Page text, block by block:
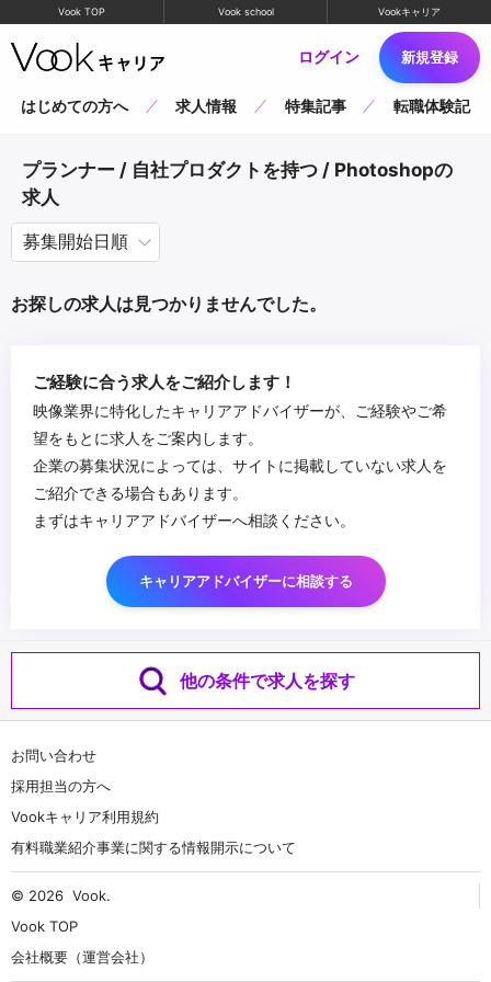
Vook TOP Vook school Vookキャリア
ログイン 新規登録
はじめての方へ 求人情報 特集記事 転職体験記
プランナー / 自社プロダクトを持つ / Photoshopの
求人
お探しの求人は見つかりませんでした。
ご経験に合う求人をご紹介します！
映像業界に特化したキャリアアドバイザーが、ご経験やご希
望をもとに求人をご案内します。
企業の募集状況によっては、サイトに掲載していない求人を
ご紹介できる場合もあります。
まずはキャリアアドバイザーへ相談ください。
キャリアアドバイザーに相談する
他の条件で求人を探す
お問い合わせ
採用担当の方へ
Vookキャリア利用規約
有料職業紹介事業に関する情報開示について
© 2026 Vook.
Vook TOP
会社概要（運営会社）